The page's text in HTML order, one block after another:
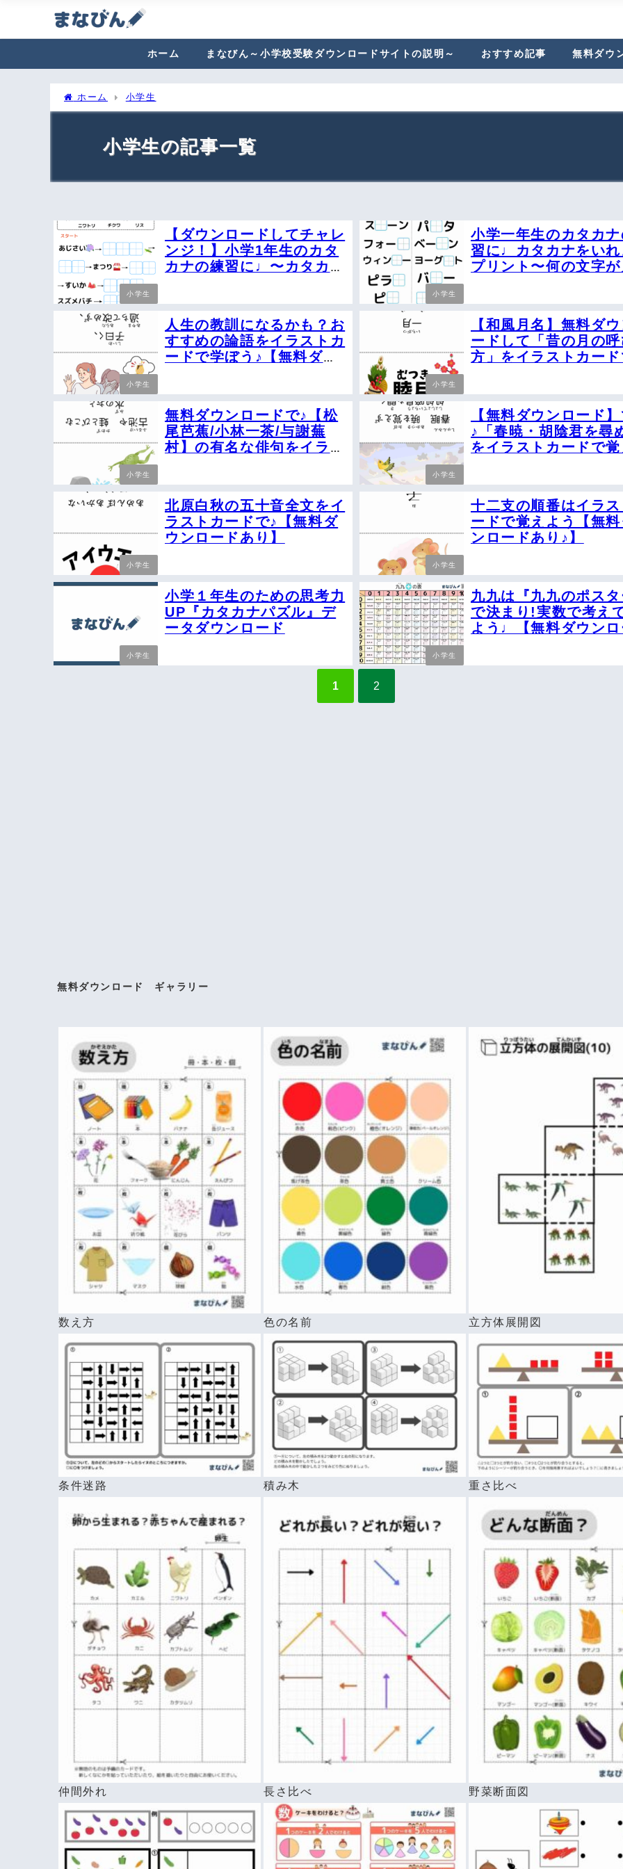
ホーム まなびん～小学校受験ダウンロードサイトの説明～ おすすめ記事 無料ダウ
ホーム 小学生
小学生
小学生
【ダウンロードしてチャレ
ンジ！】小学1年生のカタ
カナの練習に♩〜カタカナ
小学生
小学一年生のカタカ
習に♩カタカナをいれ
プリント〜何の文字
小学生
人生の教訓になるかも？お
すすめの論語をイラストカ
ードで学ぼう♪【無料ダウ
小学生
【和風月名】無料ダ
ードして「昔の月の
方」をイラストカー
小学生
無料ダウンロードで♪【松
尾芭蕉/小林一茶/与謝蕪
村】の有名な俳句をイラス
小学生
【無料ダウンロード
♪「春暁・胡陰君を尋
をイラストカードで
小学生
北原白秋の五十音全文をイ
ラストカードで♪【無料ダ
ウンロードあり】
小学生
十二支の順番はイラ
ードで覚えよう【無
ンロードあり♪】
小学生
小学１年生のための思考力
UP『カタカナパズル』デ
ータダウンロード
小学生
九九は『九九のポス
で決まり!実数で考え
よう♩【無料ダウン
1 2
無料ダウンロード ギャラリー
数え方 色の名前 立方体展開図
条件迷路 積み木 重さ比べ
仲間外れ 長さ比べ 野菜断面図